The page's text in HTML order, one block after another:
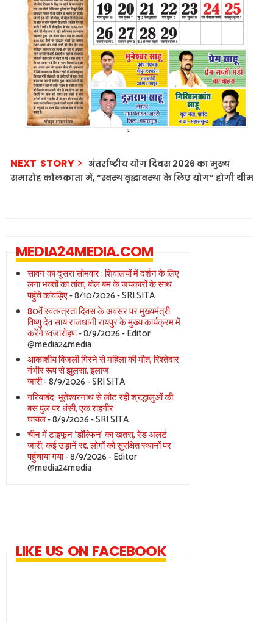
NEXT STORY
अंतर्राष्ट्रीय योग दिवस 2026 का मुख्य
समारोह कोलकाता में, “स्वस्थ वृद्धावस्था के लिए योग” होगी थीम
MEDIA24MEDIA.COM
सावन का दूसरा सोमवार : शिवालयों में दर्शन के लिए
लगा भक्तों का तांता, बोल बम के जयकारों के साथ
पहुंचे कांवड़िए- 8/10/2026- SRI SITA
80वें स्वतन्त्रता दिवस के अवसर पर मुख्यमंत्री
विष्णु देव साय राजधानी रायपुर के मुख्य कार्यक्रम में
करेंगे ध्वजारोहण- 8/9/2026- Editor
@media24media
आकाशीय बिजली गिरने से महिला की मौत, रिश्तेदार
गंभीर रूप से झुलसा, इलाज
जारी- 8/9/2026- SRI SITA
गरियाबंद: भूतेश्वरनाथ से लौट रही श्रद्धालुओं की
बस पुल पर धंसी, एक राहगीर
घायल- 8/9/2026- SRI SITA
चीन में टाइफून ‘डॉल्फिन’ का खतरा, रेड अलर्ट
जारी; कई उड़ानें रद्द, लोगों को सुरक्षित स्थानों पर
पहुंचाया गया- 8/9/2026- Editor
@media24media
LIKE US ON FACEBOOK